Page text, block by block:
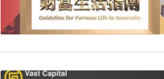
烈。他怀疑2018年的经济走势，他认为
说：“我本人在狗年作出的决定，把钱放
穿插了很多幽默的语言，比如说老陆说自
括美中澳的2018经济形势进行了分析，